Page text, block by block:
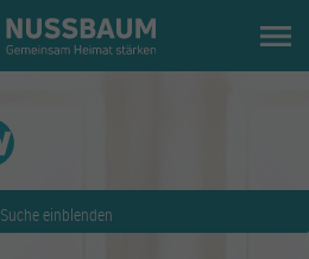
Suche einblenden